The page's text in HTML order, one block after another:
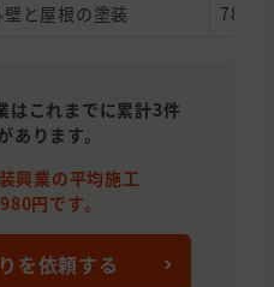
壁と屋根の塗装
はこれまでに累計3件
あります。
興業の平均施工
円です。
を依頼する